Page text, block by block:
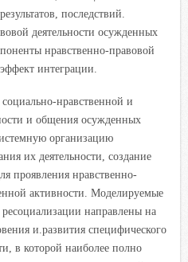
последствий.
деятельности осужденных
нравственно-правовой
интеграции.
нравственной и
и общения осужденных
организацию
их деятельности, создание
проявления нравственно-
активности. Моделируемые
направлены на
и.развития специфического
в которой наиболее полно